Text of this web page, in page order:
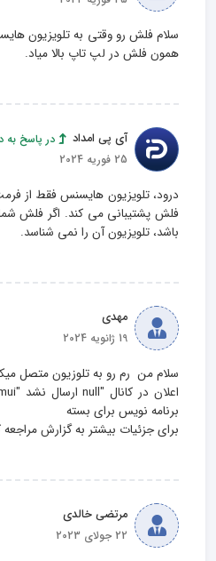
سلام فلش رو وقتی به تلویزیون
همون فلش در لپ تاپ بالا میاد.
آی پی امداد
در پاسخ به
25 فوریه 2024
فلش پشتیبانی می کند. اگر فلش
باشد، تلویزیون آن را نمی شناسد.
مهدی
19 ژانویه 2024
برای جزئیات بیشتر به گزارش مراجعه
مرتضی خالدی
22 جولای 2023